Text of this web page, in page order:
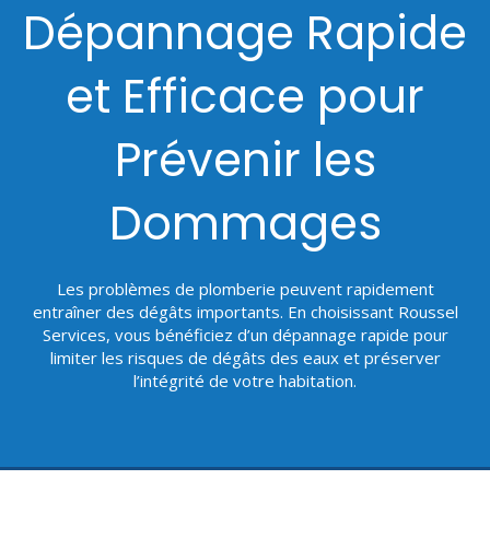
Dépannage Rapide
et Efficace pour
Prévenir les
Dommages
Les problèmes de plomberie peuvent rapidement
entraîner des dégâts importants. En choisissant Roussel
Services, vous bénéficiez d’un dépannage rapide pour
limiter les risques de dégâts des eaux et préserver
l’intégrité de votre habitation.